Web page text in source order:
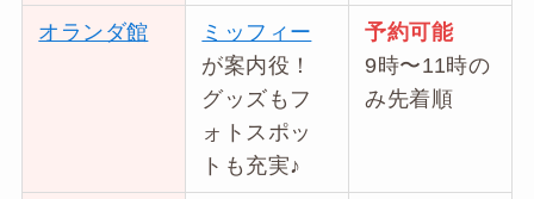
オランダ館
ミッフィー
が案内役！
グッズもフ
ォトスポッ
トも充実♪
予約可能
9時〜11時の
み先着順